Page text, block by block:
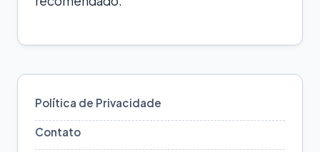
Política de Privacidade
Contato